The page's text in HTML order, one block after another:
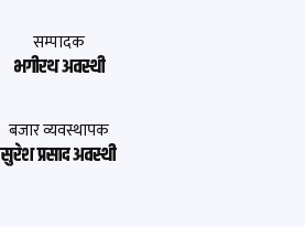
सम्पादक
भगीरथ अवस्थी
बजार व्यवस्थापक
सुरेश प्रसाद अवस्थी